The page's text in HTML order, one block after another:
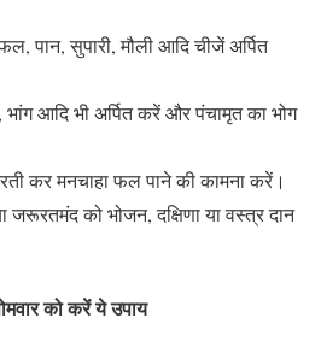
पान, सुपारी, मौली आदि चीजें अर्पित
आदि भी अर्पित करें और पंचामृत का भोग
कर मनचाहा फल पाने की कामना करें।
जरूरतमंद को भोजन, दक्षिणा या वस्त्र दान
को करें ये उपाय